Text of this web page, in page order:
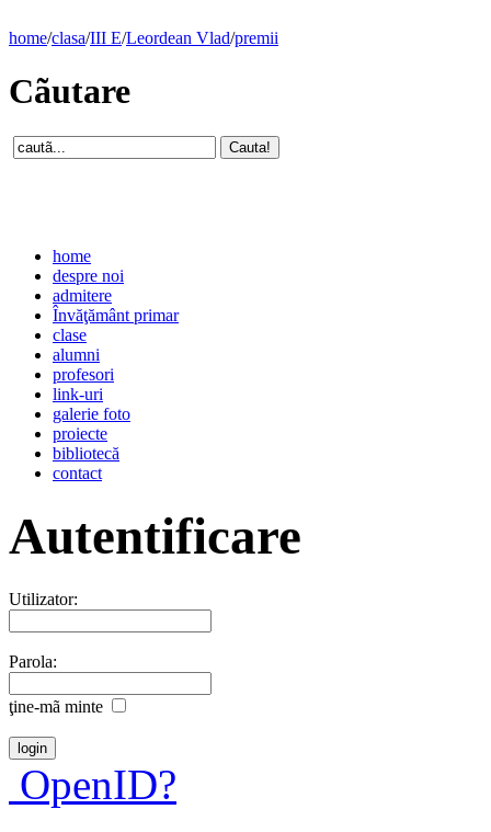
home/clasa/III E/Leordean Vlad/premii
Cãutare
home
despre noi
admitere
Învăţământ primar
clase
alumni
profesori
link-uri
galerie foto
proiecte
bibliotecă
contact
Autentificare
Utilizator:
Parola:
ţine-mã minte
OpenID?